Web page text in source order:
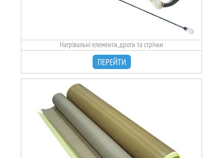
Нагрівальні елементи, дроти та стрічки
ПЕРЕЙТИ